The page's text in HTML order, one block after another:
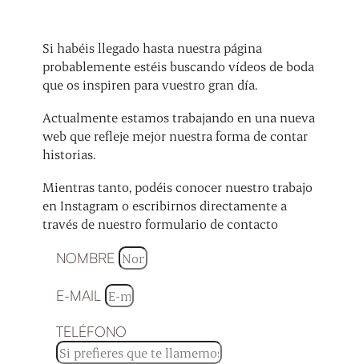
Si habéis llegado hasta nuestra página
probablemente estéis buscando vídeos de boda
que os inspiren para vuestro gran día.
Actualmente estamos trabajando en una nueva
web que refleje mejor nuestra forma de contar
historias.
Mientras tanto, podéis conocer nuestro trabajo
en Instagram o escribirnos directamente a
través de nuestro formulario de contacto
NOMBRE
E-MAIL
TELÉFONO